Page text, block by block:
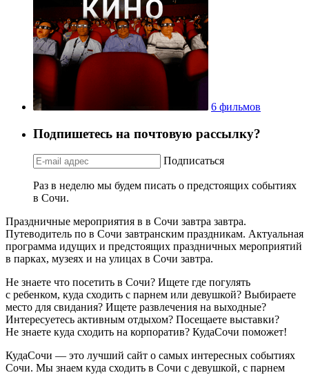
6 фильмов
Подпишетесь на почтовую рассылку?
Подписаться
Раз в неделю мы будем писать о предстоящих событиях
в Сочи.
Праздничные мероприятия в в Сочи завтра завтра.
Путеводитель по в Сочи завтранским праздникам. Актуальная
программа идущих и предстоящих праздничных мероприятий
в парках, музеях и на улицах в Сочи завтра.
Не знаете что посетить в Сочи? Ищете где погулять
с ребенком, куда сходить с парнем или девушкой? Выбираете
место для свидания? Ищете развлечения на выходные?
Интересуетесь активным отдыхом? Посещаете выставки?
Не знаете куда сходить на корпоратив? КудаСочи поможет!
КудаСочи — это лучший сайт о самых интересных событиях
Сочи. Мы знаем куда сходить в Сочи с девушкой, с парнем